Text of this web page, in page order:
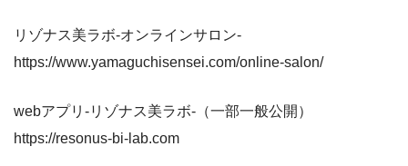
リゾナス美ラボ-オンラインサロン-
https://www.yamaguchisensei.com/online-salon/
webアプリ-リゾナス美ラボ-（一部一般公開）
https://resonus-bi-lab.com